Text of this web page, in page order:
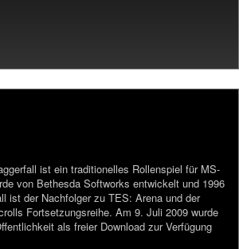
ist ein traditionelles Rollenspiel für MS-
von Bethesda Softworks entwickelt und 1996
ist der Nachfolger zu TES: Arena und der
Fortsetzungsreihe. Am 9. Juli 2009 wurde
als freier Download zur Verfügung